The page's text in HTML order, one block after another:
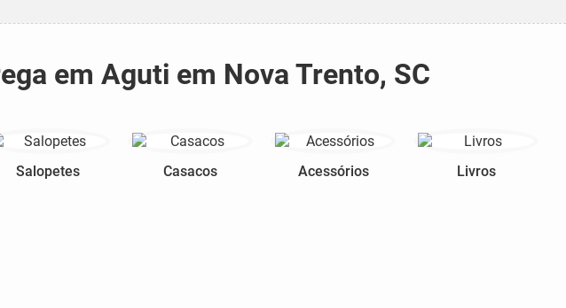
em Aguti em Nova Trento, SC
Salopetes Casacos Acessórios Livros